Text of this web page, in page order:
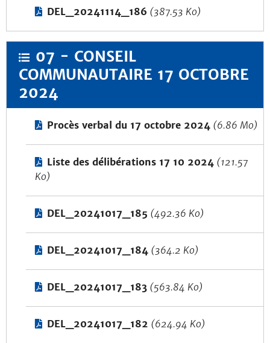
DEL_20241114_186 (387.53 Ko)
07 - CONSEIL
COMMUNAUTAIRE 17 OCTOBRE
2024
Procès verbal du 17 octobre 2024 (6.86 Mo)
Liste des délibérations 17 10 2024 (121.57
Ko)
DEL_20241017_185 (492.36 Ko)
DEL_20241017_184 (364.2 Ko)
DEL_20241017_183 (563.84 Ko)
DEL_20241017_182 (624.94 Ko)